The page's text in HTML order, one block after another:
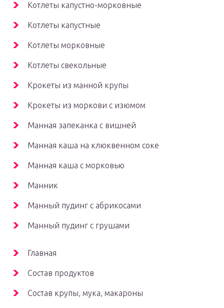
Котлеты капустно-морковные
Котлеты капустные
Котлеты морковные
Котлеты свекольные
Крокеты из манной крупы
Крокеты из моркови с изюмом
Манная запеканка с вишней
Манная каша на клюквенном соке
Манная каша с морковью
Манник
Манный пудинг с абрикосами
Манный пудинг с грушами
Главная
Состав продуктов
Состав крупы, мука, макароны